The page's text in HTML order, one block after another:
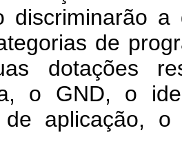
discriminarão
de
dotações
o GND, o
de aplicação,